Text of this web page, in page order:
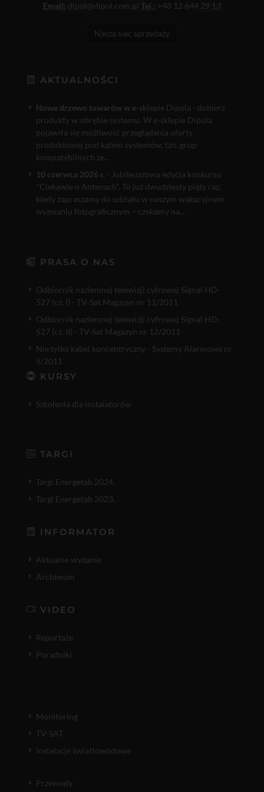
Email: dipol@dipol.com.pl Tel.: +48 12 644 29 13
Nasza sieć sprzedaży
AKTUALNOŚCI
Nowe drzewo towarów w e-sklepie Dipola - dobierz
produkty w obrębie systemu. W e-sklepie Dipola
pojawiła się możliwość przeglądania oferty
produktowej pod kątem systemów, tzn. grup
kompatybilnych ze...
10 czerwca 2026 r. - Jubileuszowa edycja konkursu
"Ciekawie o Antenach". To już dwudziesty piąty raz,
kiedy zapraszamy do udziału w naszym wakacyjnym
wyzwaniu fotograficznym – czekamy na...
PRASA O NAS
Odbiornik naziemnej telewizji cyfrowej Signal HD-
527 (cz. I) - TV-Sat Magazyn nr 11/2011
Odbiornik naziemnej telewizji cyfrowej Signal HD-
527 (cz. II) - TV-Sat Magazyn nr 12/2011
Nie tylko kabel koncentryczny - Systemy Alarmowe nr
5/2011
KURSY
Szkolenia dla instalatorów
TARGI
Targi Energetab 2024.
Targi Energetab 2023.
INFORMATOR
Aktualne wydanie
Archiwum
VIDEO
Reportaże
Poradniki
Monitoring
TV-SAT
Instalacje światłowodowe
Przewody